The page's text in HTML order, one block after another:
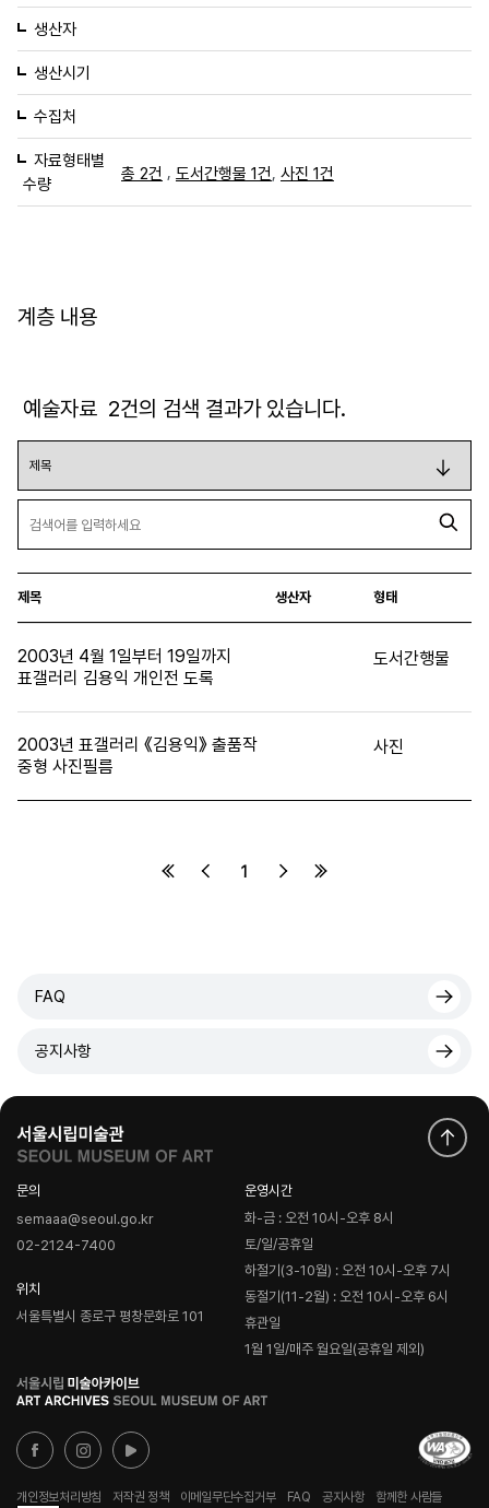
생산자
생산시기
수집처
자료형태별
수량
총 2건 , 도서간행물 1건 사진 1건
계층 내용
예술자료 2건의 검색 결과가 있습니다.
제목 생산자 형태
2003년 4월 1일부터 19일까지
표갤러리 김용익 개인전 도록
도서간행물
2003년 표갤러리 《김용익》 출품작
중형 사진필름
사진
1
FAQ
공지사항
문의
semaaa@seoul.go.kr
02-2124-7400
위치
서울특별시 종로구 평창문화로 101
운영시간
화-금 : 오전 10시-오후 8시
토/일/공휴일
하절기(3-10월) : 오전 10시-오후 7시
동절기(11-2월) : 오전 10시-오후 6시
휴관일
1월 1일/매주 월요일(공휴일 제외)
로
고
개인정보처리방침 저작권 정책 이메일무단수집거부 FAQ 공지사항 함께한 사람들